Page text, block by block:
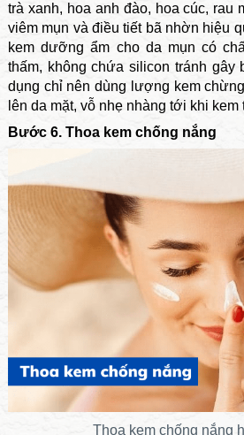
trà xanh, hoa anh đào, hoa cúc, rau
viêm mụn và điều tiết bã nhờn hiệu
kem dưỡng ẩm cho da mụn có
thấm, không chứa silicon tránh
dụng chỉ nên dùng lượng kem
lên da mặt, vỗ nhẹ nhàng tới khi kem
Bước 6. Thoa kem chống nắng
Thoa kem chống nắng